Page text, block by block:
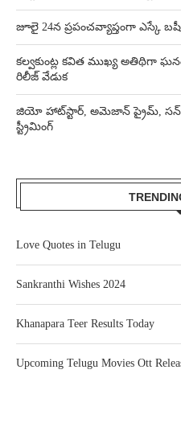
జూలై 24న ప్రపంచవ్యాప్తంగా ఎస్కే
కల్వకుంట్ల కవిత ముఖ్య అతిథిగా
రిలీజ్ వేడుక
జియో హాట్‌స్టార్, అమెజాన్ ప్రైమ్,
స్ట్రీమింగ్
Love Quotes in Telugu
Sankranthi Wishes 2024
Khanapara Teer Results Today
Upcoming Telugu Movies Ott